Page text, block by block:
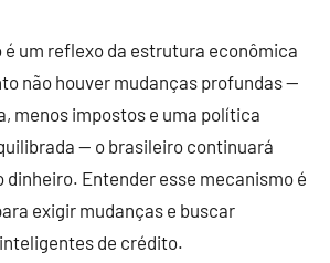
é um reflexo da estrutura econômica
não houver mudanças profundas —
menos impostos e uma política
— o brasileiro continuará
dinheiro. Entender esse mecanismo é
exigir mudanças e buscar
de crédito.